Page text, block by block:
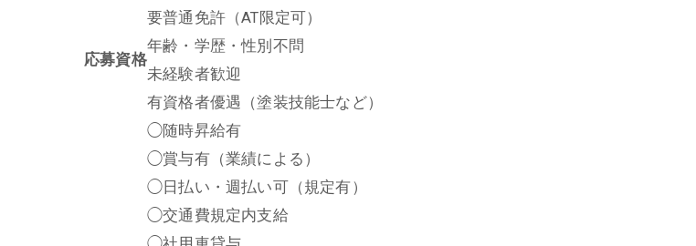
応募資格
要普通免許（AT限定可）
年齢・学歴・性別不問
未経験者歓迎
有資格者優遇（塗装技能士など）
◯随時昇給有
◯賞与有（業績による）
◯日払い・週払い可（規定有）
◯交通費規定内支給